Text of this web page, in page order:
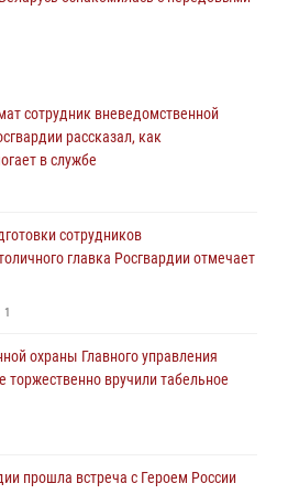
Москве заняли первое место в
ведомства по самбо и боевому
подозреваемого в нападении
(видео)
розыске (видео)
на помощь семье, у которой
сотрудник вневедомственной
рассказал, как
в службе
сотрудников
главка Росгвардии отмечает
1
охраны Главного управления
торжественно вручили табельное
прошла встреча с Героем России